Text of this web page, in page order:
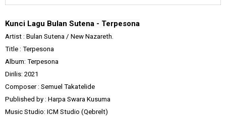
Kunci Lagu Bulan Sutena - Terpesona
Artist : Bulan Sutena / New Nazareth.
Title : Terpesona
Album: Terpesona
Dirilis: 2021
Composer : Semuel Takatelide
Published by : Harpa Swara Kusuma
Music Studio: ICM Studio (Qebrelt)